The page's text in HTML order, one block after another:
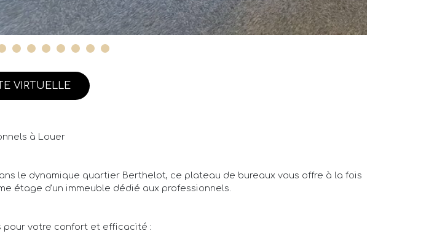
VIRTUELLE
à Louer
le dynamique quartier Berthelot, ce plateau de bureaux vous offre à la fois
étage d'un immeuble dédié aux professionnels.
pour votre confort et efficacité :